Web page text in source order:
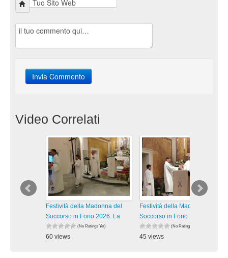
Video Correlati
Festività della Madonna del
Soccorso in Forio 2026. La
(No Ratings Yet)
60 views
Festività della Madonna del
Soccorso in Forio 2026. La
(No Ratings Yet)
45 views